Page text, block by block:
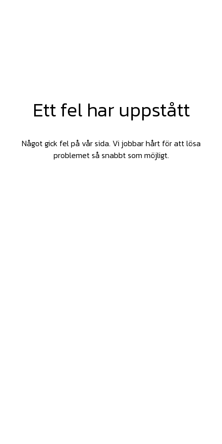
Ett fel har uppstått
Något gick fel på vår sida. Vi jobbar hårt för att lösa
problemet så snabbt som möjligt.